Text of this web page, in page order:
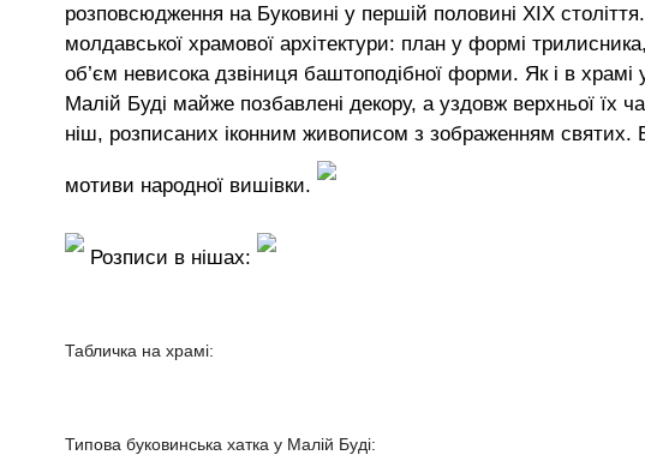
розповсюдження на Буковині у першій половині ХІХ
молдавської храмової архітектури: план у формі
об’єм невисока дзвіниця баштоподібної форми. Як і в храмі
Малій Буді майже позбавлені декору, а уздовж верхньої їх
ніш, розписаних іконним живописом з зображенням святих.
мотиви народної вишівки.
Розписи в нішах:
Табличка на храмі:
Типова буковинська хатка у Малій Буді: